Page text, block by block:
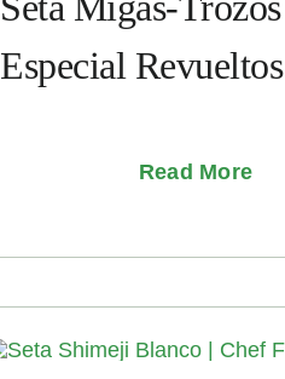
Especial Revueltos
Read More